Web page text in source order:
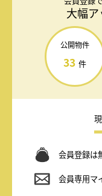
大幅ア
公開物件
33 件
会員登録は
会員専用マ